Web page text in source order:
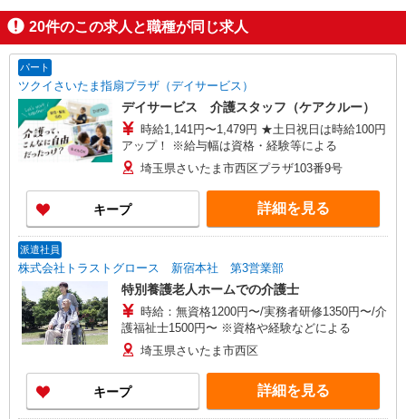
20件のこの求人と職種が同じ求人
パート
ツクイさいたま指扇プラザ（デイサービス）
デイサービス 介護スタッフ（ケアクルー）
時給1,141円〜1,479円 ★土日祝日は時給100円
アップ！ ※給与幅は資格・経験等による
埼玉県さいたま市西区プラザ103番9号
キープ 詳細を見る
派遣社員
株式会社トラストグロース 新宿本社 第3営業部
特別養護老人ホームでの介護士
時給：無資格1200円〜/実務者研修1350円〜/介
護福祉士1500円〜 ※資格や経験などによる
埼玉県さいたま市西区
キープ 詳細を見る